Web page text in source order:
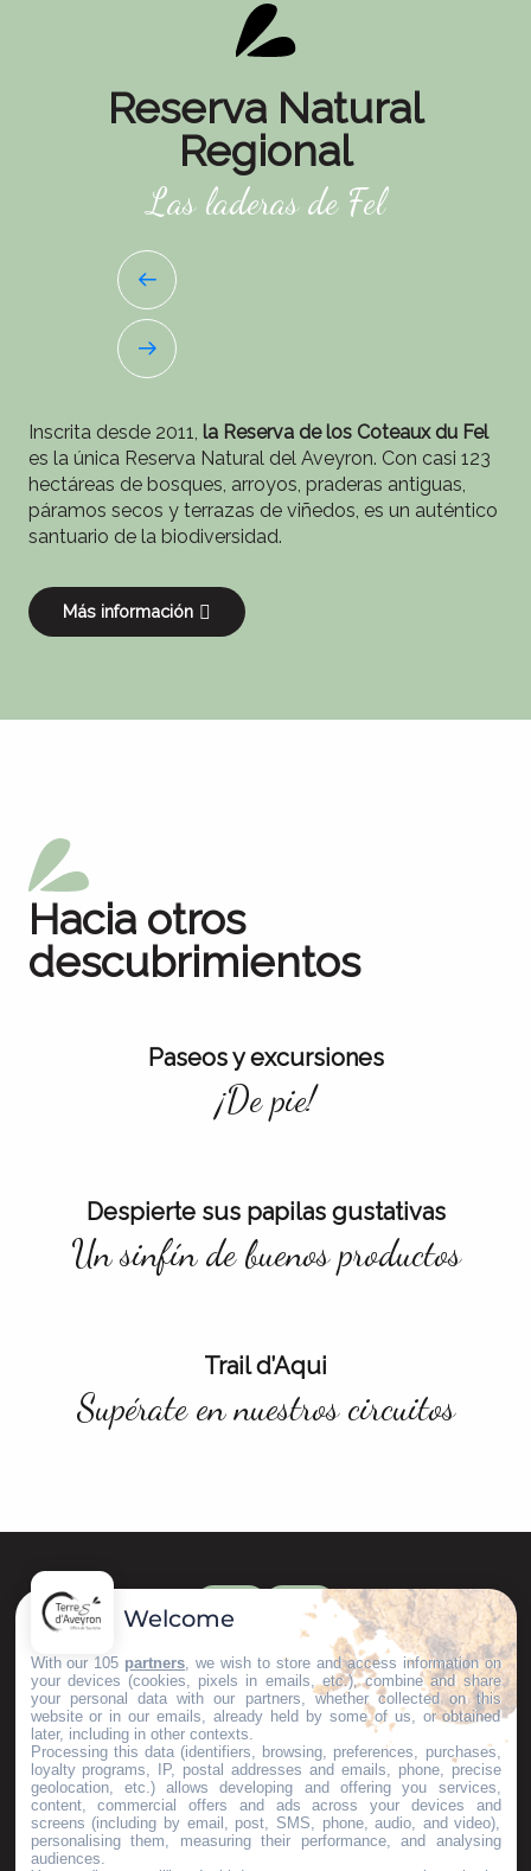
Reserva Natural
Regional
Las laderas de Fel
Inscrita desde 2011, la Reserva de los Coteaux du Fel
es la única Reserva Natural del Aveyron. Con casi 123
hectáreas de bosques, arroyos, praderas antiguas,
páramos secos y terrazas de viñedos, es un auténtico
santuario de la biodiversidad.
Más información
Hacia otros
descubrimientos
Paseos y excursiones
¡De pie!
Despierte sus papilas gustativas
Un sinfín de buenos productos
Trail d’Aqui
Supérate en nuestros circuitos
Welcome
With our 105 partners , we wish to store and access information on
your devices (cookies, pixels in emails, etc.), combine and share
your personal data with our partners, whether collected on this
website or in our emails, already held by some of us, or obtained
later, including in other contexts.
Processing this data (identifiers, browsing, preferences, purchases,
loyalty programs, IP, postal addresses and emails, phone, precise
geolocation, etc.) allows developing and offering you services,
content, commercial offers and ads across your devices and
screens (including by email, post, SMS, phone, audio, and video),
personalising them, measuring their performance, and analysing
audiences.